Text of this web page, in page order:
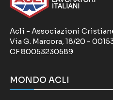
Acli - Associazioni
Via G. Marcora, 18/20 -
CF 80053230589
MONDO ACLI